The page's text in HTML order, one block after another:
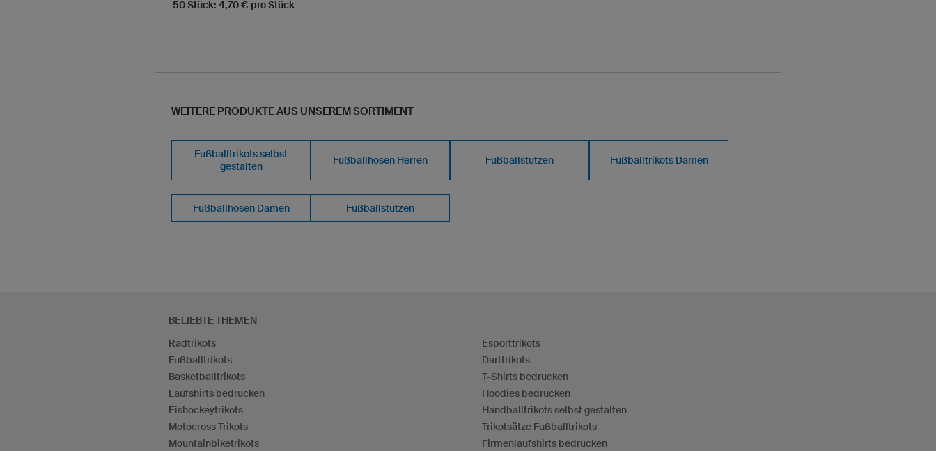
50 Stück: 4,70 € pro Stück
WEITERE PRODUKTE AUS UNSEREM SORTIMENT
Fußballtrikots selbst
gestalten
Fußballhosen Herren Fußballstutzen Fußballtrikots Damen
Fußballhosen Damen Fußballstutzen
BELIEBTE THEMEN
Radtrikots
Fußballtrikots
Basketballtrikots
Laufshirts bedrucken
Eishockeytrikots
Motocross Trikots
Mountainbiketrikots
Esporttrikots
Darttrikots
T-Shirts bedrucken
Hoodies bedrucken
Handballtrikots selbst gestalten
Trikotsätze Fußballtrikots
Firmenlaufshirts bedrucken